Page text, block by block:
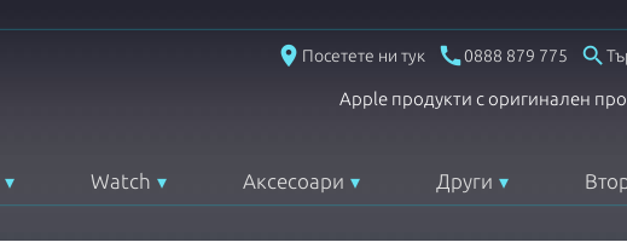
place Посетете ни тук 0888 879 775 
Apple продукти с оригинален
Watch Аксесоари Други